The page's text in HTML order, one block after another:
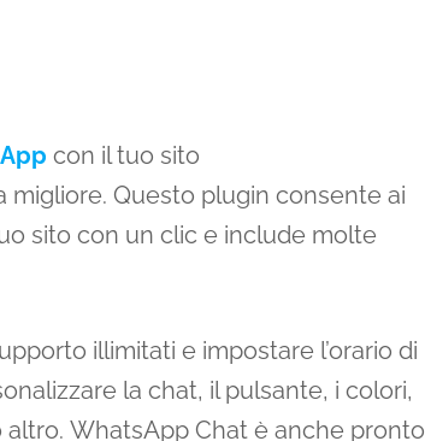
con il tuo sito
migliore. Questo plugin consente ai
sito con un clic e include molte
illimitati e impostare l’orario di
la chat, il pulsante, i colori,
WhatsApp Chat è anche pronto